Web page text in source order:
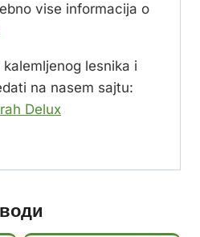
vise informacija o
lesnika i
na nasem sajtu:
Delux